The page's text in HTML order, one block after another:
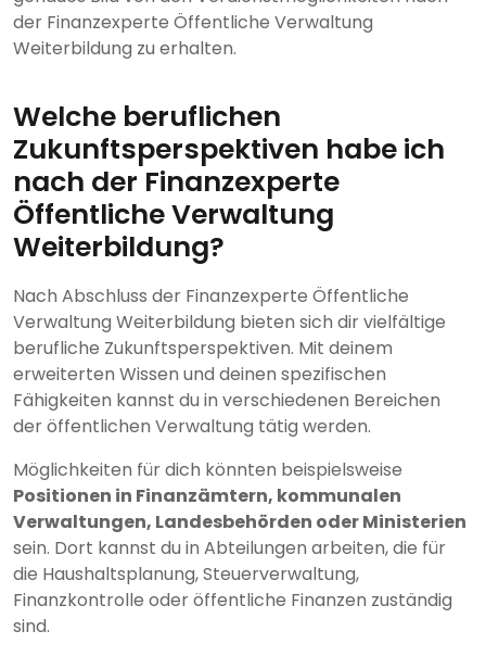
der Finanzexperte Öffentliche Verwaltung
Weiterbildung zu erhalten.
Welche beruflichen
Zukunftsperspektiven habe ich
nach der Finanzexperte
Öffentliche Verwaltung
Weiterbildung?
Nach Abschluss der Finanzexperte Öffentliche
Verwaltung Weiterbildung bieten sich dir vielfältige
berufliche Zukunftsperspektiven. Mit deinem
erweiterten Wissen und deinen spezifischen
Fähigkeiten kannst du in verschiedenen Bereichen
der öffentlichen Verwaltung tätig werden.
Möglichkeiten für dich könnten beispielsweise
Positionen in Finanzämtern, kommunalen
Verwaltungen, Landesbehörden oder Ministerien
sein. Dort kannst du in Abteilungen arbeiten, die für
die Haushaltsplanung, Steuerverwaltung,
Finanzkontrolle oder öffentliche Finanzen zuständig
sind.